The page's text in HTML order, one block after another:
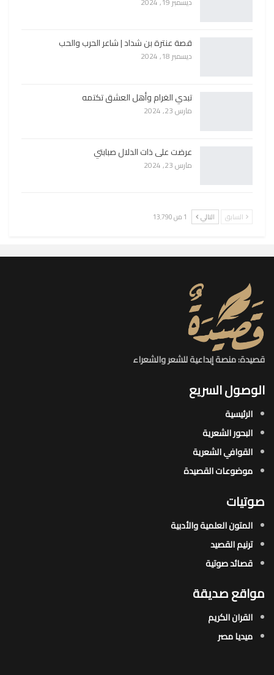
قصة عنترة بن شداد | شاعر الحرب والحب
ديسمبر 18, 2024
تبدي الغرام وأهل العشق تكتمه
مارس 23, 2024
عرضت على ذات الدلال صبابتي
مارس 23, 2024
السابق التالي 1 من 13٬790
قصيدة: منصة إبداعية للشعر والشعراء
الوصول السريع
الرئيسية
البحور الشعرية​
القوافي الشعرية​
موضوعات القصيدة​
صوتيات
المتون العلمية والأدبية
ترنيم القصيد
قصائد صوتية
مواقع صديقة
القران الكريم
ميديا مصر